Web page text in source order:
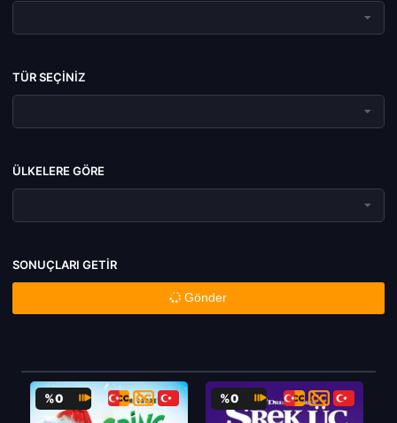
TÜR SEÇINIZ
ÜLKELERE GÖRE
SONUÇLARI GETIR
Gönder
%0 %0